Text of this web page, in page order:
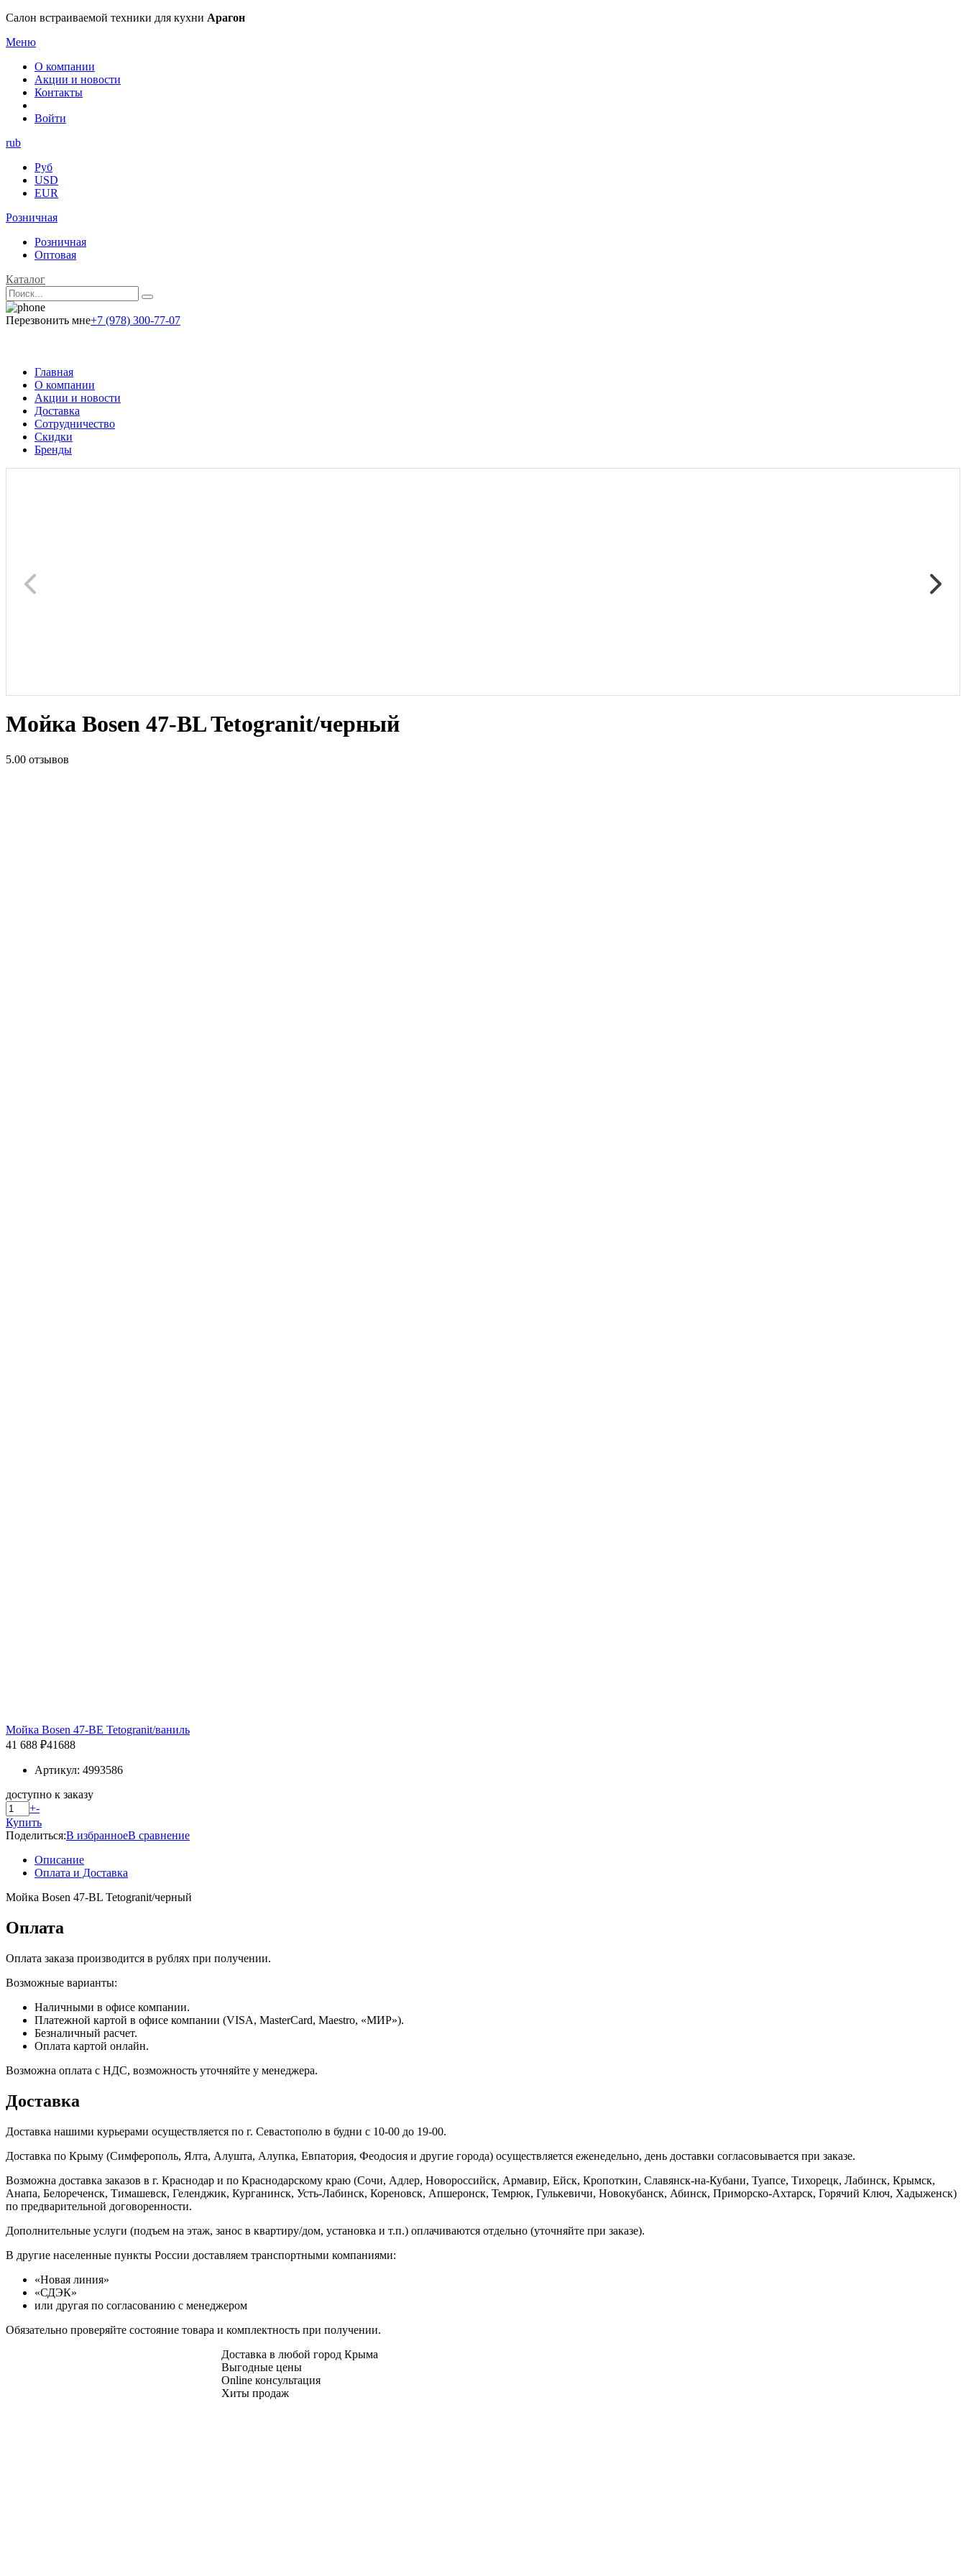
Салон встраиваемой техники для кухни Арагон
Меню
О компании
Акции и новости
Контакты
Войти
rub
Руб
USD
EUR
Розничная
Розничная
Оптовая
Каталог
Перезвонить мне+7 (978) 300-77-07
Главная
О компании
Акции и новости
Доставка
Сотрудничество
Скидки
Бренды
Мойка Bosen 47-BL Tetogranit/черный
5.00 отзывов
Мойка Bosen 47-BE Tetogranit/ваниль
41 688 ₽41688
Артикул: 4993586
доступно к заказу
+-
Купить
Поделиться:В избранноеВ сравнение
Описание
Оплата и Доставка
Мойка Bosen 47-BL Tetogranit/черный
Оплата
Оплата заказа производится в рублях при получении.
Возможные варианты:
Наличными в офисе компании.
Платежной картой в офисе компании (VISA, MasterCard, Maestro, «МИР»).
Безналичный расчет.
Оплата картой онлайн.
Возможна оплата с НДС, возможность уточняйте у менеджера.
Доставка
Доставка нашими курьерами осуществляется по г. Севастополю в будни с 10-00 до 19-00.
Доставка по Крыму (Симферополь, Ялта, Алушта, Алупка, Евпатория, Феодосия и другие города) осуществляется еженедельно, день доставки согласовывается при заказе.
Возможна доставка заказов в г. Краснодар и по Краснодарскому краю (Сочи, Адлер, Новороссийск, Армавир, Ейск, Кропоткин, Славянск-на-Кубани, Туапсе, Тихорецк, Лабинск, Крымск,
Анапа, Белореченск, Тимашевск, Геленджик, Курганинск, Усть-Лабинск, Кореновск, Апшеронск, Темрюк, Гулькевичи, Новокубанск, Абинск, Приморско-Ахтарск, Горячий Ключ, Хадыженск)
по предварительной договоренности.
Дополнительные услуги (подъем на этаж, занос в квартиру/дом, установка и т.п.) оплачиваются отдельно (уточняйте при заказе).
В другие населенные пункты России доставляем транспортными компаниями:
«Новая линия»
«СДЭК»
или другая по согласованию с менеджером
Обязательно проверяйте состояние товара и комплектность при получении.
Доставка в любой город Крыма
Выгодные цены
Online консультация
Хиты продаж